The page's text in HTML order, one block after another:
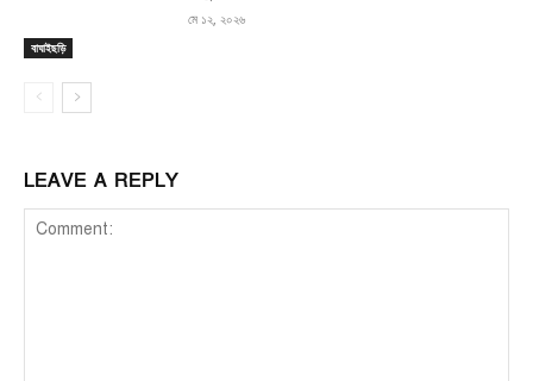
বাঘাইছড়ি
মে ১২, ২০২৬
LEAVE A REPLY